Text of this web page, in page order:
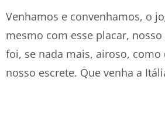
Venhamos e convenhamos, o
mesmo com esse placar,
foi, se nada mais, airoso, como
nosso escrete. Que venha a